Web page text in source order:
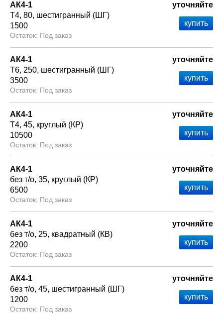
АК4-1
Т4 80 шестигранный (ШГ)
1500
Под заказ
уточняйте
АК4-1
Т6 250 шестигранный (ШГ)
3500
Под заказ
уточняйте
АК4-1
Т4 45 круглый (КР)
10500
Под заказ
уточняйте
АК4-1
без т/о 35 круглый (КР)
6500
Под заказ
уточняйте
АК4-1
без т/о 25 квадратный (КВ)
2200
Под заказ
уточняйте
АК4-1
без т/о 45 шестигранный (ШГ)
1200
Под заказ
уточняйте